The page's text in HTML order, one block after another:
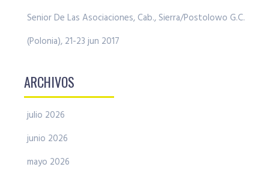
Senior De Las Asociaciones, Cab., Sierra/Postolowo G.C.
(Polonia), 21-23 jun 2017
ARCHIVOS
julio 2026
junio 2026
mayo 2026